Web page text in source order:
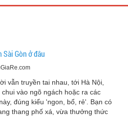
Gòn ở đâu
vẫn truyền tai nhau, tới Hà Nội,
vào ngõ ngách hoặc ra các
đúng kiểu 'ngon, bổ, rẻ'. Bạn có
thang phố xá, vừa thưởng thức